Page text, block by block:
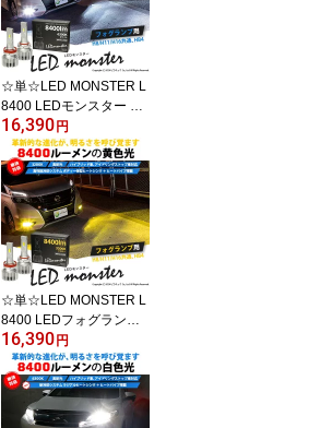
☆単☆LED MONSTER L
8400 LEDモンスター LE
Dフォグランプキット LE
Dカラー：ホワイト 色温
度：6300K ケルビン バ
ルブ規格：H8/H11/H16
兼用・HB4・PSX24W・
PSX26W
16,390 円
☆単☆LED MONSTER L
8400 LEDフォグランプ
キット LEDモンスター L
EDカラー：イエロー320
0K ケルビン 全光束：84
00lm バルブ規格：H8/H1
1/H16兼用・HB4・PSX2
16,390 円